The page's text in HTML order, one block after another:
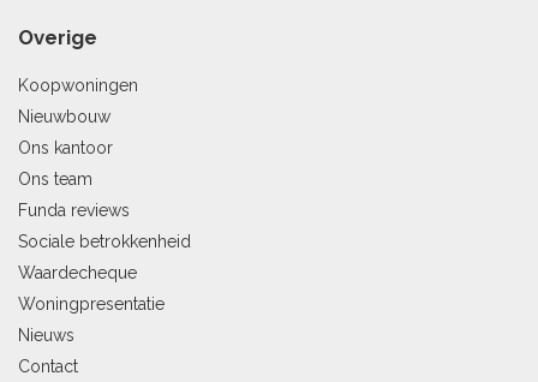
Overige
Koopwoningen
Nieuwbouw
Ons kantoor
Ons team
Funda reviews
Sociale betrokkenheid
Waardecheque
Woningpresentatie
Nieuws
Contact